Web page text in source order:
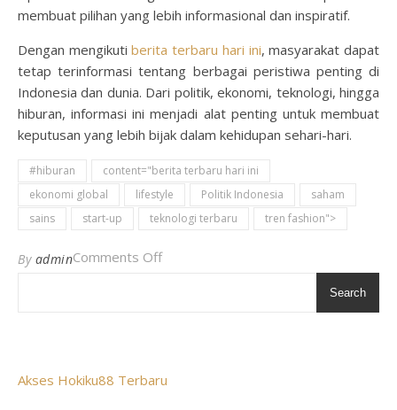
membuat pilihan yang lebih informasional dan inspiratif.
Dengan mengikutiberita terbaru hari ini, masyarakat dapat
tetap terinformasi tentang berbagai peristiwa penting di
Indonesia dan dunia. Dari politik, ekonomi, teknologi, hingga
hiburan, informasi ini menjadi alat penting untuk membuat
keputusan yang lebih bijak dalam kehidupan sehari-hari.
#hiburan
content="berita terbaru hari ini
ekonomi global
lifestyle Politik Indonesia
saham
sains
start-up teknologi terbaru tren fashion">
By adminComments Offon Update Berita Terbaru Hari Ini:
Search
Akses Hokiku88 Terbaru